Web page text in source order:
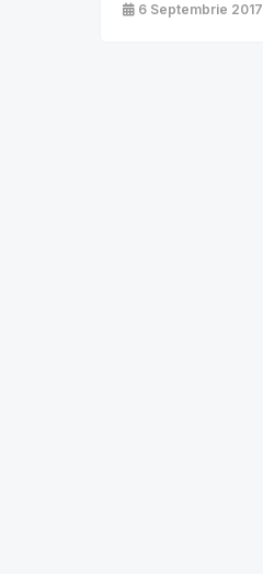
6 Septembrie 2017